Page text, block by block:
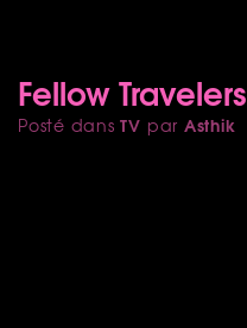
Fellow Travelers
Posté dansTV par Asthik